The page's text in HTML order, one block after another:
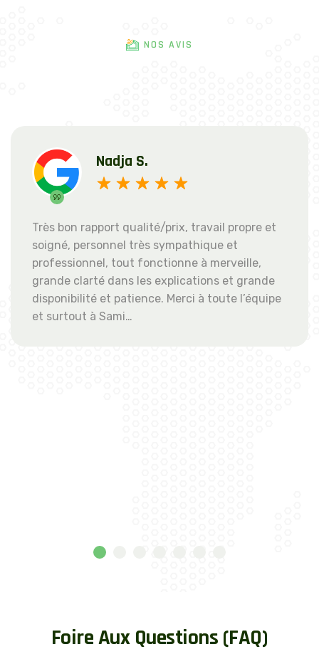
NOS AVIS
propre et
et grande
l’équipe
Nous avons fait appel à Sun Eco
quelques temps et nous
panneaux solaires ! L'installation
de manière professionnelle et
qui s'est occupée de notre
Foire Aux Questions (FAQ)